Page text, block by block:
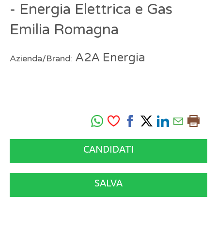
- Energia Elettrica e Gas
Emilia Romagna
Azienda/Brand: A2A Energia
CANDIDATI
SALVA